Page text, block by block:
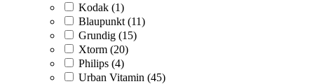
Kodak (1)
Blaupunkt (11)
Grundig (15)
Xtorm (20)
Philips (4)
Urban Vitamin (45)